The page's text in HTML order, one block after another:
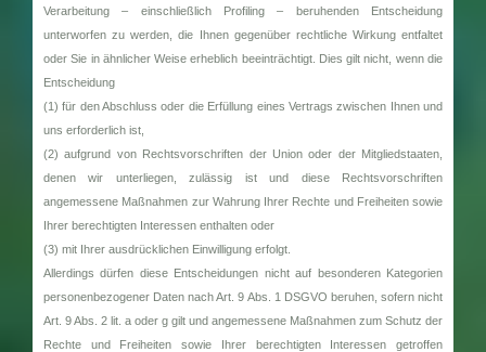
Verarbeitung – einschließlich Profiling – beruhenden Entscheidung
unterworfen zu werden, die Ihnen gegenüber rechtliche Wirkung entfaltet
oder Sie in ähnlicher Weise erheblich beeinträchtigt. Dies gilt nicht, wenn die
Entscheidung
(1) für den Abschluss oder die Erfüllung eines Vertrags zwischen Ihnen und
uns erforderlich ist,
(2) aufgrund von Rechtsvorschriften der Union oder der Mitgliedstaaten,
denen wir unterliegen, zulässig ist und diese Rechtsvorschriften
angemessene Maßnahmen zur Wahrung Ihrer Rechte und Freiheiten sowie
Ihrer berechtigten Interessen enthalten oder
(3) mit Ihrer ausdrücklichen Einwilligung erfolgt.
Allerdings dürfen diese Entscheidungen nicht auf besonderen Kategorien
personenbezogener Daten nach Art. 9 Abs. 1 DSGVO beruhen, sofern nicht
Art. 9 Abs. 2 lit. a oder g gilt und angemessene Maßnahmen zum Schutz der
Rechte und Freiheiten sowie Ihrer berechtigten Interessen getroffen